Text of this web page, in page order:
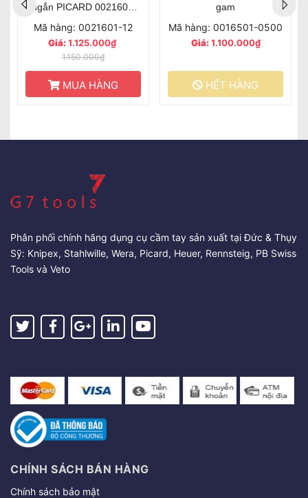
Ngắn PICARD 0021601-
12 Cán Sồi
Mã hàng: 0021601-12
Giá:1.125.000₫
1.150.000₫
MUA HÀNG
gam
Mã hàng: 0016501-0500
Giá:1.100.000₫
HẾT HÀNG
Phân phối chính hãng dụng cụ cầm tay sản xuất tại Đức & Thụy
Sỹ: Knipex, Stahlwille, Wera, Picard, Heuer, Rennsteig, PB Swiss
Tools và Veto
CHÍNH SÁCH BÁN HÀNG
Chính sách bảo mật